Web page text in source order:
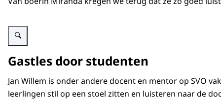
Vergroot afbeelding Jan Willem
Gastles door studenten
Jan Willem is onder andere docent en mentor op SVO
leerlingen stil op een stoel zitten en luisteren naar de